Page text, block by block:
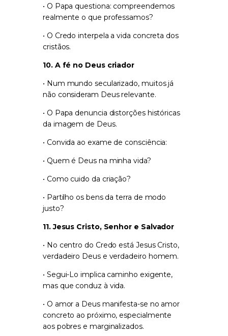
• O Papa questiona: compreendemos
realmente o que professamos?
• O Credo interpela a vida concreta dos
cristãos.
10. A fé no Deus criador
• Num mundo secularizado, muitos já
não consideram Deus relevante.
• O Papa denuncia distorções históricas
da imagem de Deus.
• Convida ao exame de consciência:
• Quem é Deus na minha vida?
• Como cuido da criação?
• Partilho os bens da terra de modo
justo?
11. Jesus Cristo, Senhor e Salvador
• No centro do Credo está Jesus Cristo,
verdadeiro Deus e verdadeiro homem.
• Segui-Lo implica caminho exigente,
mas que conduz à vida.
• O amor a Deus manifesta-se no amor
concreto ao próximo, especialmente
aos pobres e marginalizados.